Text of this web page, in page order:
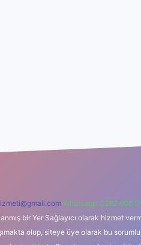
Whatsapp: 0262 606 0
bir Yer Sağlayıcı olarak hizmet
olup, siteye üye olarak bu